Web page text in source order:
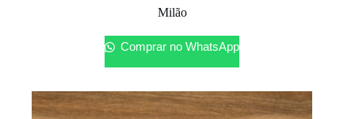
Milão
Comprar no WhatsApp